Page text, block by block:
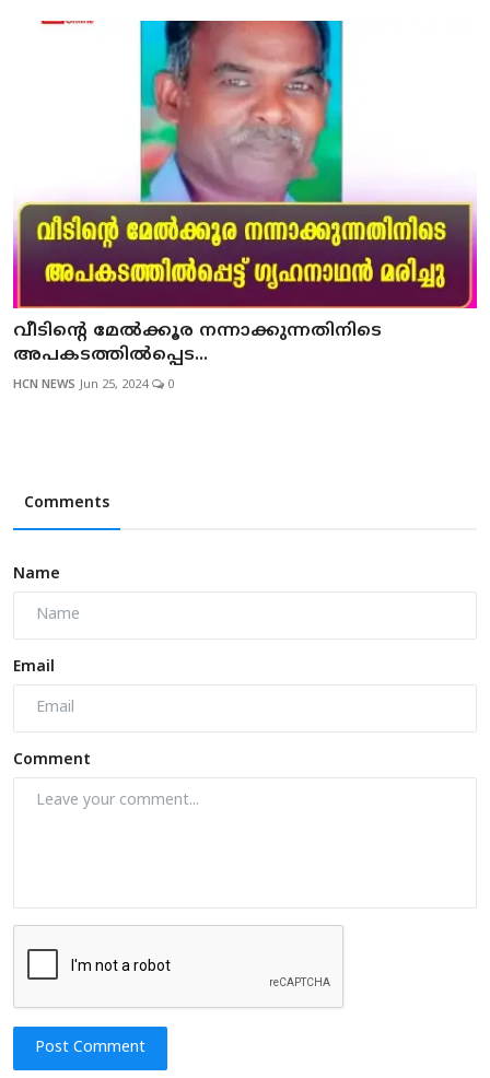
വീടിന്റെ മേല്‍ക്കൂര നന്നാക്കുന്നതിനിടെ
അപകടത്തില്‍പ്പെട...
HCN NEWS Jun 25, 2024 0
Comments
Name
Email
Comment
Post Comment